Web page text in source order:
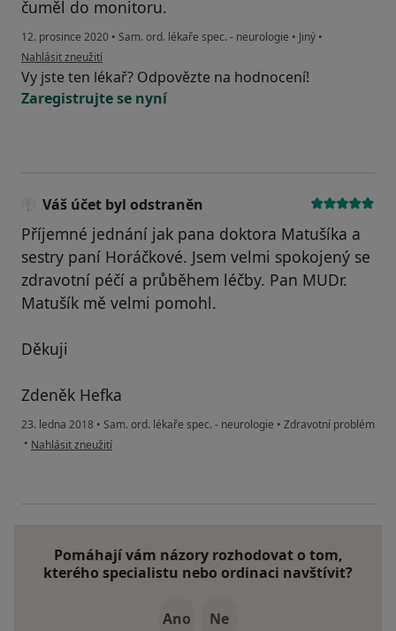
čuměl do monitoru.
12. prosince 2020 • Sam. ord. lékaře spec. - neurologie • Jiný •
podle názoru uživatele M. K.
Nahlásit zneužití
Vy jste ten lékař? Odpovězte na hodnocení!
Zaregistrujte se nyní
Váš účet byl odstraněn
Příjemné jednání jak pana doktora Matušíka a
sestry paní Horáčkové. Jsem velmi spokojený se
zdravotní péčí a průběhem léčby. Pan MUDr.
Matušík mě velmi pomohl.
Děkuji
Zdeněk Hefka
23. ledna 2018 • Sam. ord. lékaře spec. - neurologie • Zdravotní problém
• podle názoru uživatele Váš účet byl odstraněn
Nahlásit zneužití
Pomáhají vám názory rozhodovat o tom,
kterého specialistu nebo ordinaci navštívit?
Ano Ne